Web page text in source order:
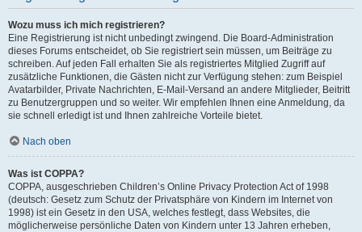
Wozu muss ich mich registrieren?
Eine Registrierung ist nicht unbedingt zwingend. Die Board-Administration
dieses Forums entscheidet, ob Sie registriert sein müssen, um Beiträge zu
schreiben. Auf jeden Fall erhalten Sie als registriertes Mitglied Zugriff auf
zusätzliche Funktionen, die Gästen nicht zur Verfügung stehen: zum Beispiel
Avatarbilder, Private Nachrichten, E-Mail-Versand an andere Mitglieder, Beitritt
zu Benutzergruppen und so weiter. Wir empfehlen Ihnen eine Anmeldung, da
sie schnell erledigt ist und Ihnen zahlreiche Vorteile bietet.
Nach oben
Was ist COPPA?
COPPA, ausgeschrieben Children’s Online Privacy Protection Act of 1998
(deutsch: Gesetz zum Schutz der Privatsphäre von Kindern im Internet von
1998) ist ein Gesetz in den USA, welches festlegt, dass Websites, die
möglicherweise persönliche Daten von Kindern unter 13 Jahren erheben,